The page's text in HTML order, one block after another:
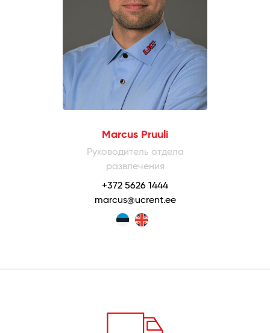
Marcus Pruuli
Руководитель отдела
развлечения
+372 5626 1444
marcus@ucrent.ee